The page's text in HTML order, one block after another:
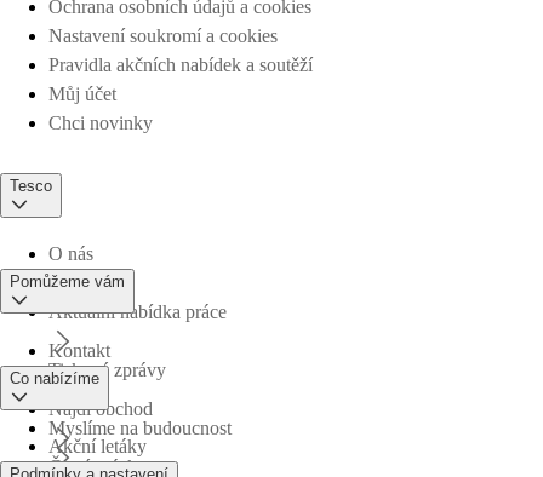
Ochrana osobních údajů a cookies
Nastavení soukromí a cookies
Pravidla akčních nabídek a soutěží
Můj účet
Chci novinky
Tesco
O nás
Aktuální nabídka práce
Tiskové zprávy
Myslíme na budoucnost
Pomůžeme vám
Kontakt
Najdi obchod
Časté otázky
Co nabízíme
Akční letáky